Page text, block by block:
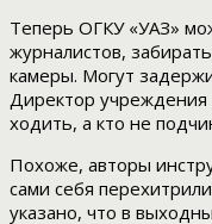
Теперь ОГКУ «УАЗ»
журналистов,
камеры. Могут
Директор учреждения
ходить, а кто не
Похоже, авторы
сами себя
указано, что в